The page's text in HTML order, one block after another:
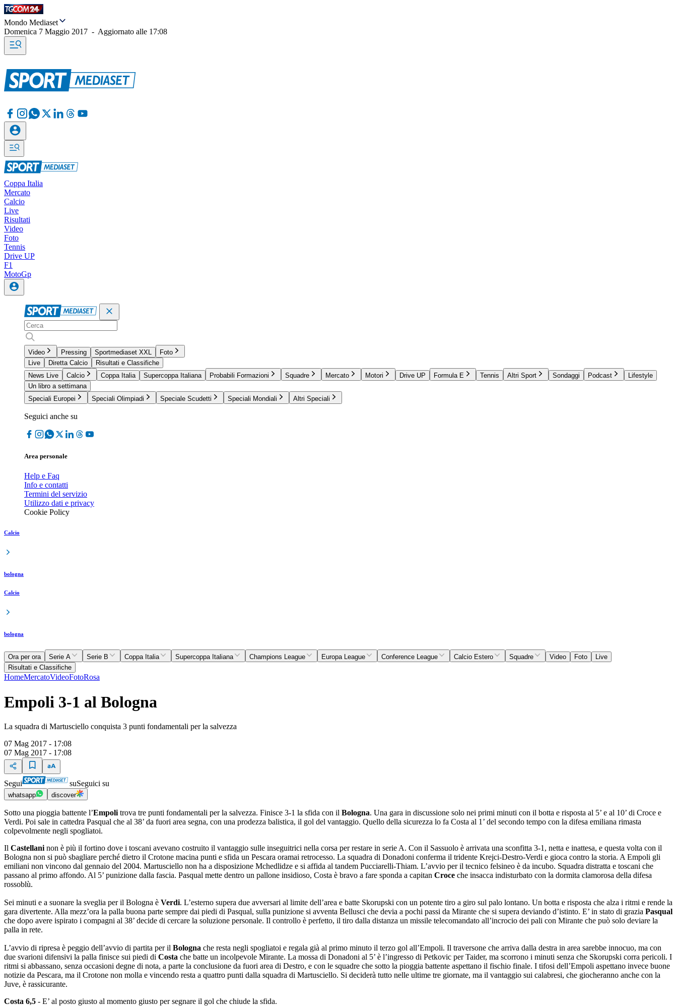
Mondo Mediaset
Domenica 7 Maggio 2017 - Aggiornato alle 17:08
Coppa Italia
Mercato
Calcio
Live
Risultati
Video
Foto
Tennis
Drive UP
F1
MotoGp
Video Pressing Sportmediaset XXL
Foto
Live
Diretta Calcio
Risultati e Classifiche
News Live
Calcio Coppa Italia Supercoppa Italiana Probabili Formazioni Squadre Mercato Motori Drive UP Formula E Tennis Altri Sport Sondaggi Podcast
Lifestyle
Un libro a settimana
Speciali Europei
Speciali Olimpiadi Speciale Scudetti Speciali Mondiali Altri Speciali
Seguici anche su
Area personale
Help e Faq
Info e contatti
Termini del servizio
Utilizzo dati e privacy
Cookie Policy
Calcio
bologna
Calcio
bologna
Ora per ora Serie A Serie B Coppa Italia Supercoppa Italiana Champions League Europa League Conference League Calcio Estero Squadre Video Foto
Live
Risultati e Classifiche
HomeMercatoVideoFotoRosa
Empoli 3-1 al Bologna
La squadra di Martusciello conquista 3 punti fondamentali per la salvezza
07 Mag 2017 - 17:08
07 Mag 2017 - 17:08
Segui suSeguici su
whatsapp discover
Sotto una pioggia battente l’Empoli trova tre punti fondamentali per la salvezza. Finisce 3-1 la sfida con il Bologna. Una gara in discussione solo nei primi minuti con il botta e risposta al 5’ e al 10’ di Croce e
Verdi. Poi sale in cattedra Pasqual che al 38’ da fuori area segna, con una prodezza balistica, il gol del vantaggio. Quello della sicurezza lo fa Costa al 1’ del secondo tempo con la difesa emiliana rimasta
colpevolmente negli spogliatoi.
Il Castellani non è più il fortino dove i toscani avevano costruito il vantaggio sulle inseguitrici nella corsa per restare in serie A. Con il Sassuolo è arrivata una sconfitta 3-1, netta e inattesa, e questa volta con il
Bologna non si può sbagliare perché dietro il Crotone macina punti e sfida un Pescara oramai retrocesso. La squadra di Donadoni conferma il tridente Krejci-Destro-Verdi e gioca contro la storia. A Empoli gli
emiliani non vincono dal gennaio del 2004. Martusciello non ha a disposizione Mchedlidze e si affida al tandem Pucciarelli-Thiam. L’avvio per il tecnico felsineo è da incubo. Squadra distratta e toscani che
passano al primo affondo. Al 5’ punizione dalla fascia. Pasqual mette dentro un pallone insidioso, Costa è bravo a fare sponda a capitan Croce che insacca indisturbato con la dormita clamorosa della difesa
rossoblù.
Sei minuti e a suonare la sveglia per il Bologna è Verdi. L’esterno supera due avversari al limite dell’area e batte Skorupski con un potente tiro a giro sul palo lontano. Un botta e risposta che alza i ritmi e rende la
gara divertente. Alla mezz’ora la palla buona parte sempre dai piedi di Pasqual, sulla punizione si avventa Bellusci che devia a pochi passi da Mirante che si supera deviando d’istinto. E’ in stato di grazia Pasqual
che dopo avere ispirato i compagni al 38’ decide di cercare la soluzione personale. Il controllo è perfetto, il tiro dalla distanza un missile telecomandato all’incrocio dei pali con Mirante che può solo deviare la
palla in rete.
L’avvio di ripresa è peggio dell’avvio di partita per il Bologna che resta negli spogliatoi e regala già al primo minuto il terzo gol all’Empoli. Il traversone che arriva dalla destra in area sarebbe innocuo, ma con
due svarioni difensivi la palla finisce sui piedi di Costa che batte un incolpevole Mirante. La mossa di Donadoni al 5’ è l’ingresso di Petkovic per Taider, ma scorrono i minuti senza che Skorupski corra pericoli. I
ritmi si abbassano, senza occasioni degne di nota, a parte la conclusione da fuori area di Destro, e con le squadre che sotto la pioggia battente aspettano il fischio finale. I tifosi dell’Empoli aspettano invece buone
notizie da Pescara, ma il Crotone non molla e vincendo resta a quattro punti dalla squadra di Martusciello. Si deciderà tutto nelle ultime tre giornate, ma il vantaggio sui calabresi, che giocheranno anche con la
Juve, è rassicurante.
Costa 6,5 - E’ al posto giusto al momento giusto per segnare il gol che chiude la sfida.